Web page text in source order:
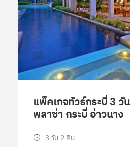
แพ็คเกจทัวร์กระบี่ 3 วั
พลาซ่า กระบี่ อ่าวนาง
3 วัน 2 คืน